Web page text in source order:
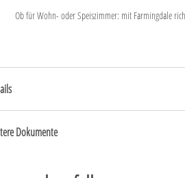
Ob für Wohn- oder Speiszimmer: mit Farmingdale
Dokumente